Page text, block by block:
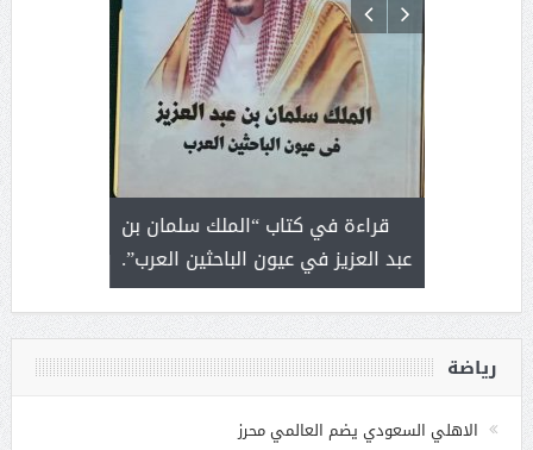
قراءة في كتاب “الملك سلمان بن
عبد العزيز في عيون الباحثين العرب”.
رياضة
الاهلي السعودي يضم العالمي محرز